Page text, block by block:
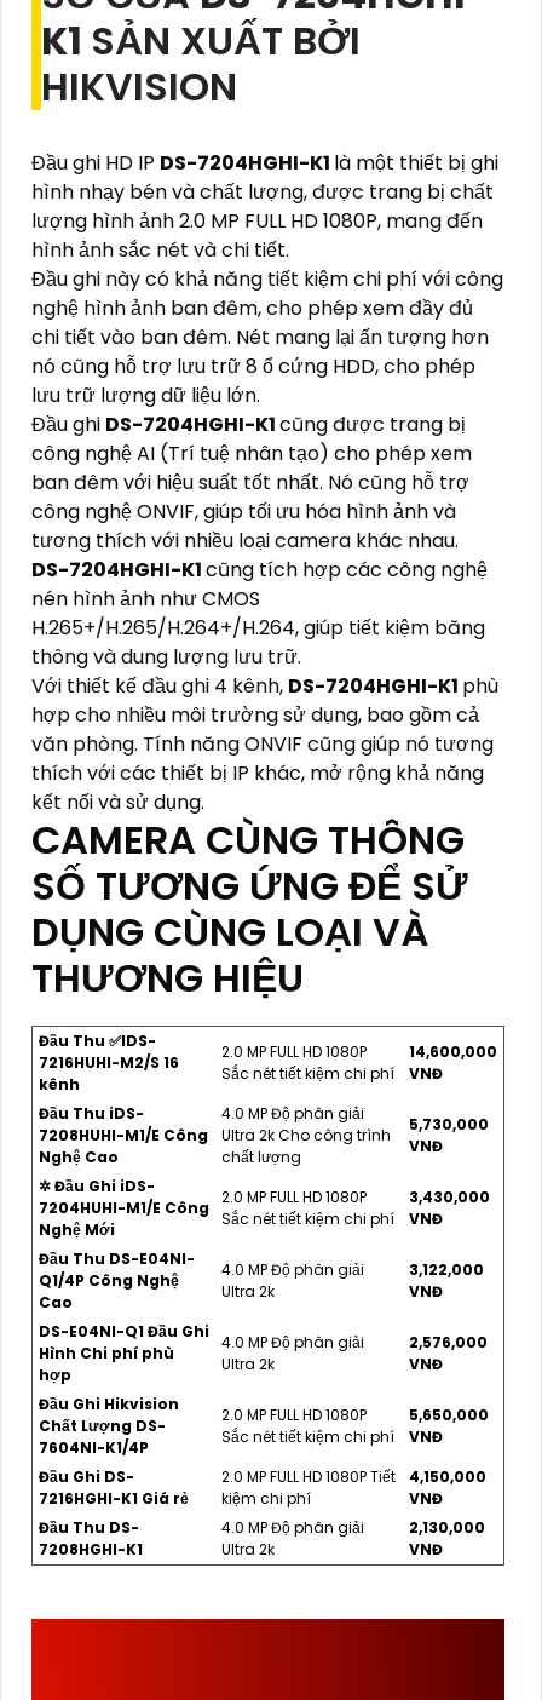
K1 SẢN XUẤT BỞI
HIKVISION
Đầu ghi HD IP DS-7204HGHI-K1 là một thiết bị ghi
hình nhạy bén và chất lượng, được trang bị chất
lượng hình ảnh 2.0 MP FULL HD 1080P, mang đến
hình ảnh sắc nét và chi tiết.
Đầu ghi này có khả năng tiết kiệm chi phí với công
nghệ hình ảnh ban đêm, cho phép xem đầy đủ
chi tiết vào ban đêm. Nét mang lại ấn tượng hơn
nó cũng hỗ trợ lưu trữ 8 ổ cứng HDD, cho phép
lưu trữ lượng dữ liệu lớn.
Đầu ghi DS-7204HGHI-K1cũng được trang bị
công nghệ AI (Trí tuệ nhân tạo) cho phép xem
ban đêm với hiệu suất tốt nhất. Nó cũng hỗ trợ
công nghệ ONVIF, giúp tối ưu hóa hình ảnh và
tương thích với nhiều loại camera khác nhau.
DS-7204HGHI-K1cũng tích hợp các công nghệ
nén hình ảnh như CMOS
H.265+/H.265/H.264+/H.264, giúp tiết kiệm băng
thông và dung lượng lưu trữ.
Với thiết kế đầu ghi 4 kênh, DS-7204HGHI-K1 phù
hợp cho nhiều môi trường sử dụng, bao gồm cả
văn phòng. Tính năng ONVIF cũng giúp nó tương
thích với các thiết bị IP khác, mở rộng khả năng
kết nối và sử dụng.
CAMERA CÙNG THÔNG
SỐ TƯƠNG ỨNG ĐỂ SỬ
DỤNG CÙNG LOẠI VÀ
THƯƠNG HIỆU
Đầu Thu ✅IDS-
7216HUHI-M2/S 16
kênh
2.0 MP FULL HD 1080P
Sắc nét tiết kiệm chi phí
14,600,000
VNĐ
Đầu Thu iDS-
7208HUHI-M1/E Công
Nghệ Cao
4.0 MP Độ phân giải
Ultra 2k Cho công trình
chất lượng
5,730,000
VNĐ
✲ Đầu Ghi iDS-
7204HUHI-M1/E Công
Nghệ Mới
2.0 MP FULL HD 1080P
Sắc nét tiết kiệm chi phí
3,430,000
VNĐ
Đầu Thu DS-E04NI-
Q1/4P Công Nghệ
Cao
4.0 MP Độ phân giải
Ultra 2k
3,122,000
VNĐ
DS-E04NI-Q1 Đầu Ghi
Hình Chi phí phù
hợp
4.0 MP Độ phân giải
Ultra 2k
2,576,000
VNĐ
Đầu Ghi Hikvision
Chất Lượng DS-
7604NI-K1/4P
2.0 MP FULL HD 1080P
Sắc nét tiết kiệm chi phí
5,650,000
VNĐ
Đầu Ghi DS-
7216HGHI-K1 Giá rẻ
2.0 MP FULL HD 1080P Tiết
kiệm chi phí
4,150,000
VNĐ
Đầu Thu DS-
7208HGHI-K1
4.0 MP Độ phân giải
Ultra 2k
2,130,000
VNĐ